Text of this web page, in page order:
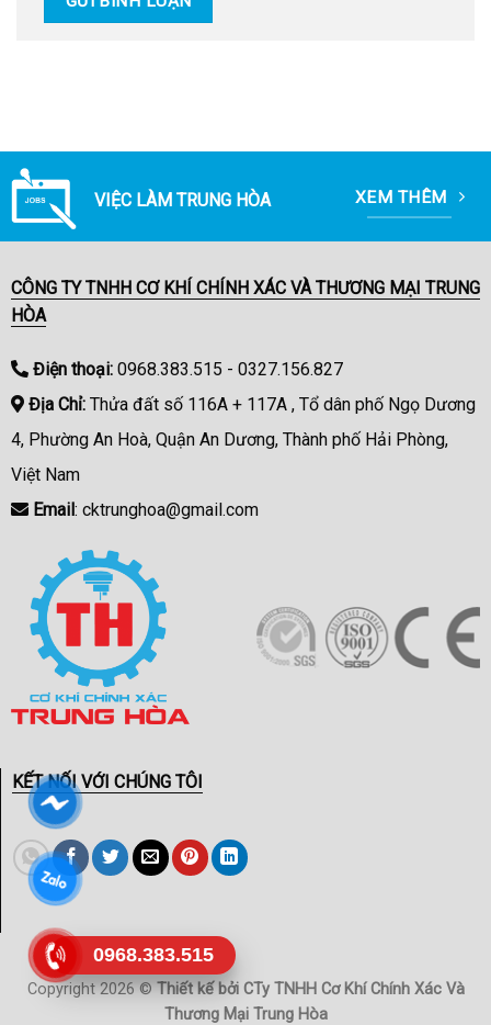
VIỆC LÀM TRUNG HÒA XEM THÊM
CÔNG TY TNHH CƠ KHÍ CHÍNH XÁC VÀ THƯƠNG MẠI TRUNG
HÒA
Điện thoại:0968.383.515 - 0327.156.827
Địa Chỉ:Thửa đất số 116A + 117A , Tổ dân phố Ngọ Dương
4, Phường An Hoà, Quận An Dương, Thành phố Hải Phòng,
Việt Nam
Email: cktrunghoa@gmail.com
KẾT NỐI VỚI CHÚNG TÔI
Copyright 2026 ©Thiết kế bởi CTy TNHH Cơ Khí Chính Xác Và
Thương Mại Trung Hòa
0968.383.515